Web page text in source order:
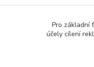
Pro základní
účely cílení